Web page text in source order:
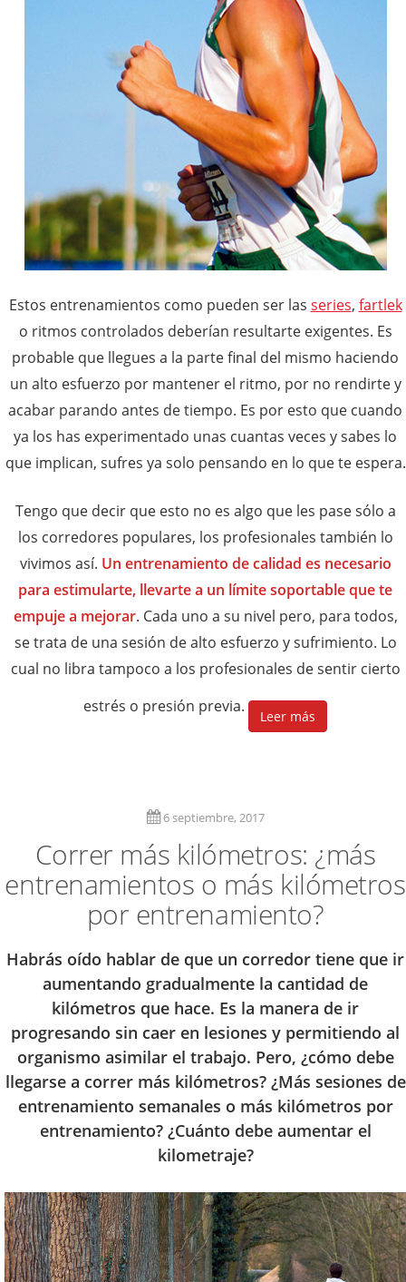
Estos entrenamientos como pueden ser las series, fartlek
o ritmos controlados deberían resultarte exigentes. Es
probable que llegues a la parte final del mismo haciendo
un alto esfuerzo por mantener el ritmo, por no rendirte y
acabar parando antes de tiempo. Es por esto que cuando
ya los has experimentado unas cuantas veces y sabes lo
que implican, sufres ya solo pensando en lo que te espera.
Tengo que decir que esto no es algo que les pase sólo a
los corredores populares, los profesionales también lo
vivimos así. Un entrenamiento de calidad es necesario
para estimularte, llevarte a un límite soportable que te
empuje a mejorar. Cada uno a su nivel pero, para todos,
se trata de una sesión de alto esfuerzo y sufrimiento. Lo
cual no libra tampoco a los profesionales de sentir cierto
estrés o presión previa.
Leer más
6 septiembre, 2017
Correr más kilómetros: ¿más
entrenamientos o más kilómetros
por entrenamiento?
Habrás oído hablar de que un corredor tiene que ir
aumentando gradualmente la cantidad de
kilómetros que hace. Es la manera de ir
progresando sin caer en lesiones y permitiendo al
organismo asimilar el trabajo. Pero, ¿cómo debe
llegarse a correr más kilómetros? ¿Más sesiones de
entrenamiento semanales o más kilómetros por
entrenamiento? ¿Cuánto debe aumentar el
kilometraje?